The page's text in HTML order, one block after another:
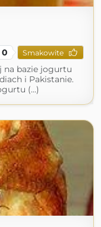
0 Smakowite
na bazie jogurtu
i Pakistanie.
(...)